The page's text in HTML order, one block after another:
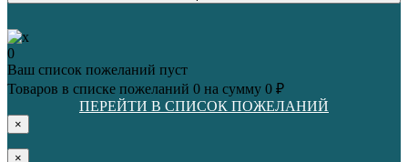
0
Ваш список пожеланий пуст
Товаров в списке пожеланий 0 на сумму 0 ₽
ПЕРЕЙТИ В СПИСОК ПОЖЕЛАНИЙ
×
×